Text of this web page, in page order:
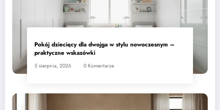
Pokój dziecięcy dla dwojga w stylu nowoczesnym –
praktyczne wskazówki
5 sierpnia, 2026 0 Komentarze